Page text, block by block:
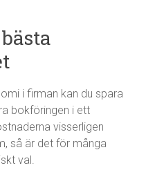
i firman kan du spara
bokföringen i ett
visserligen
så är det för många
val.